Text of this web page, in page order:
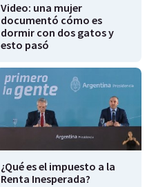
Video: una mujer
documentó cómo es
dormir con dos gatos y
esto pasó
¿Qué es el impuesto a la
Renta Inesperada?